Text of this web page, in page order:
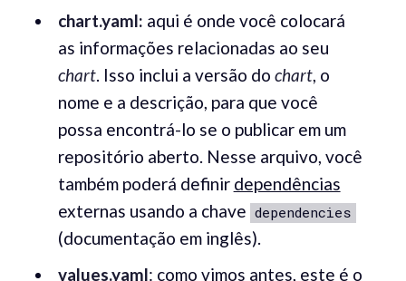
chart.yaml: aqui é onde você colocará
as informações relacionadas ao seu
chart. Isso inclui a versão do chart, o
nome e a descrição, para que você
possa encontrá-lo se o publicar em um
repositório aberto. Nesse arquivo, você
também poderá definir dependências
externas usando a chave dependencies
(documentação em inglês).
values.yaml: como vimos antes, este é o